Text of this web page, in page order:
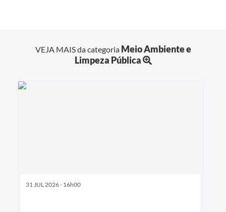
VEJA MAIS da categoria Meio Ambiente e
Limpeza Pública
31 JUL 2026 - 16h00